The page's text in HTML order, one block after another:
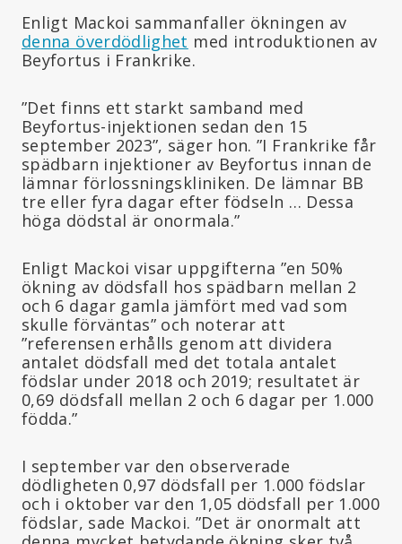
Enligt Mackoi sammanfaller ökningen av
denna överdödlighet med introduktionen av
Beyfortus i Frankrike.
”Det finns ett starkt samband med
Beyfortus-injektionen sedan den 15
september 2023”, säger hon. ”I Frankrike får
spädbarn injektioner av Beyfortus innan de
lämnar förlossningskliniken. De lämnar BB
tre eller fyra dagar efter födseln … Dessa
höga dödstal är onormala.”
Enligt Mackoi visar uppgifterna ”en 50%
ökning av dödsfall hos spädbarn mellan 2
och 6 dagar gamla jämfört med vad som
skulle förväntas” och noterar att
”referensen erhålls genom att dividera
antalet dödsfall med det totala antalet
födslar under 2018 och 2019; resultatet är
0,69 dödsfall mellan 2 och 6 dagar per 1.000
födda.”
I september var den observerade
dödligheten 0,97 dödsfall per 1.000 födslar
och i oktober var den 1,05 dödsfall per 1.000
födslar, sade Mackoi. ”Det är onormalt att